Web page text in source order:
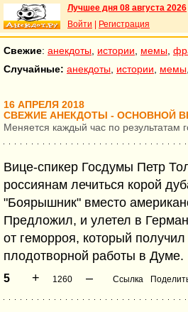
Лучшее дня 08 августа 2026
Войти
Регистрация
Свежие: анекдоты истории мемы
Случайные: анекдоты истории мемы
16 АПРЕЛЯ 2018
СВЕЖИЕ АНЕКДОТЫ - ОСНОВНОЙ
Меняется каждый час по результатам
Вице-спикер Госдумы Петр
россиянам лечиться корой
"Боярышник" вместо
Предложил, и улетел в
от геморроя, который
плодотворной работы в Думе.
5 + 1260 – Ссылка